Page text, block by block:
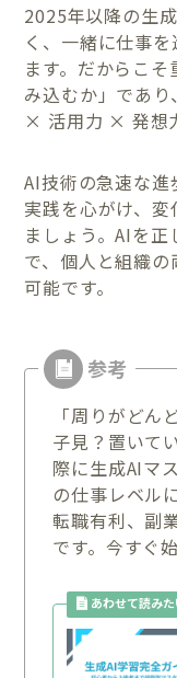
2025年以降の生
く、一緒に仕事
ます。だからこ
み込むか」であ
× 活用力 × 発想
AI技術の急速な進
実践を心がけ、
ましょう。AIを
で、個人と組織
可能です。
「周りがどん
子見？置いて
際に生成AIマ
の仕事レベル
転職有利、副
です。今すぐ